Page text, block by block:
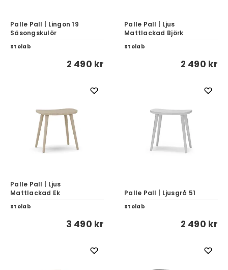
Palle Pall | Lingon 19
Säsongskulör
Stolab
2 490 kr
Palle Pall | Ljus
Mattlackad Björk
Stolab
2 490 kr
Palle Pall | Ljus
Mattlackad Ek
Stolab
3 490 kr
Palle Pall | Ljusgrå 51
Stolab
2 490 kr